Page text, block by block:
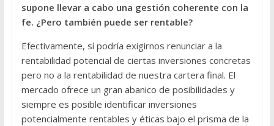
supone llevar a cabo una gestión coherente con la
fe. ¿Pero también puede ser rentable?
Efectivamente, sí podría exigirnos renunciar a la
rentabilidad potencial de ciertas inversiones concretas
pero no a la rentabilidad de nuestra cartera final. El
mercado ofrece un gran abanico de posibilidades y
siempre es posible identificar inversiones
potencialmente rentables y éticas bajo el prisma de la